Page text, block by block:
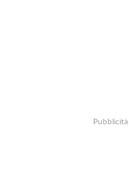
Pubblicità